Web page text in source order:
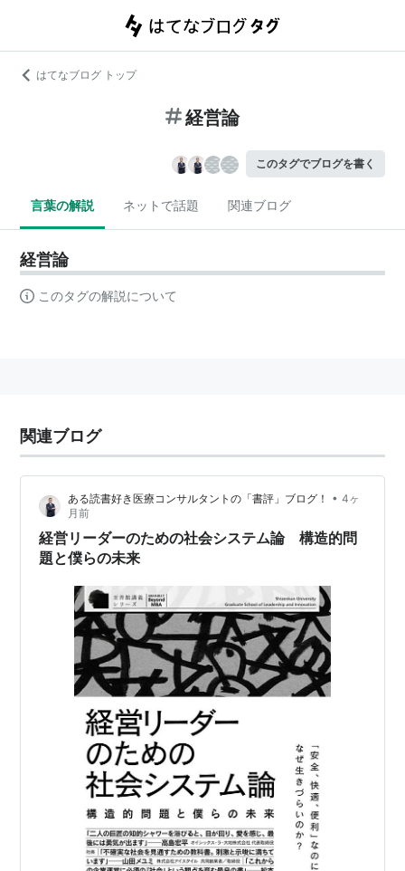
はてなブログ トップ
経営論
このタグでブログを書く
言葉の解説 ネットで話題 関連ブログ
経営論
このタグの解説について
関連ブログ
ある読書好き医療コンサルタントの「書評」ブログ！ • 4ヶ
月前
経営リーダーのための社会システム論 構造的問
題と僕らの未来